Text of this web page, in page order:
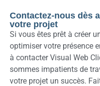
Contactez-nous dès
votre projet
Si vous êtes prêt à créer
optimiser votre présence
à contacter Visual Web
sommes impatients de
votre projet un succès.